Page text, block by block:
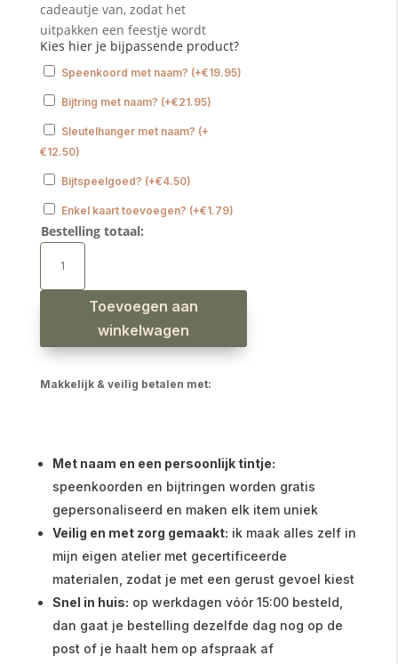
cadeautje van, zodat het
uitpakken een feestje wordt
Kies hier je bijpassende product?
Speenkoord met naam? (+€19.95)
Bijtring met naam? (+€21.95)
Sleutelhanger met naam? (+
€12.50)
Bijtspeelgoed? (+€4.50)
Enkel kaart toevoegen? (+€1.79)
Bestelling totaal:
Babyslab
safaridieren
wit
Toevoegen aan
winkelwagen
Makkelijk & veilig betalen met:
Met naam en een persoonlijk tintje:
speenkoorden en bijtringen worden gratis
gepersonaliseerd en maken elk item uniek
Veilig en met zorg gemaakt: ik maak alles zelf in
mijn eigen atelier met gecertificeerde
materialen, zodat je met een gerust gevoel kiest
Snel in huis: op werkdagen vóór 15:00 besteld,
dan gaat je bestelling dezelfde dag nog op de
post of je haalt hem op afspraak af